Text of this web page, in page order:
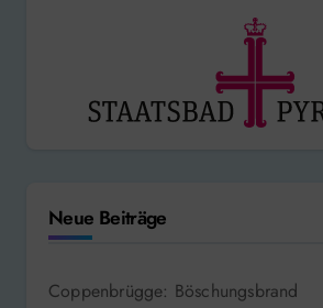
Neue Beiträge